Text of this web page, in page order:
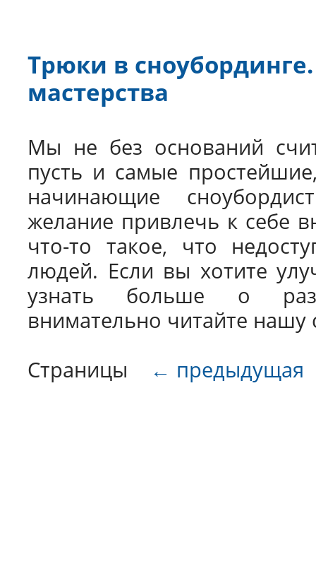
Трюки в
мастерства
Мы не без оснований
пусть и самые
начинающие
желание привлечь к себе
что-то такое, что
людей. Если вы хотите
узнать больше о
внимательно читайте нашу
Страницы
← предыдущая